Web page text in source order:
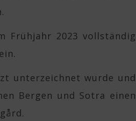
Frühjahr 2023 vollständig
unterzeichnet wurde und
Bergen und Sotra einen